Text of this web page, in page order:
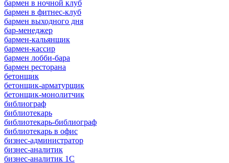
бармен в ночной клуб
бармен в фитнес-клуб
бармен выходного дня
бар-менеджер
бармен-кальянщик
бармен-кассир
бармен лобби-бара
бармен ресторана
бетонщик
бетонщик-арматурщик
бетонщик-монолитчик
библиограф
библиотекарь
библиотекарь-библиограф
библиотекарь в офис
бизнес-администратор
бизнес-аналитик
бизнес-аналитик 1С